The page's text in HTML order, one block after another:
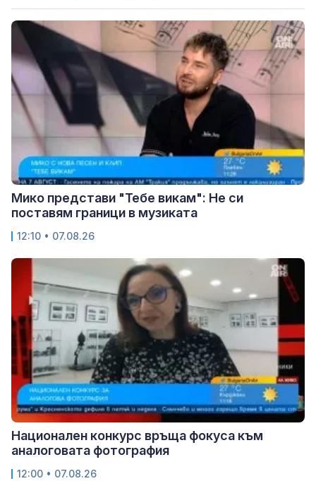
Мико представи "Тебе викам": Не си
поставям граници в музиката
12:10 • 07.08.26
Национален конкурс връща фокуса към
аналоговата фотография
12:00 • 07.08.26